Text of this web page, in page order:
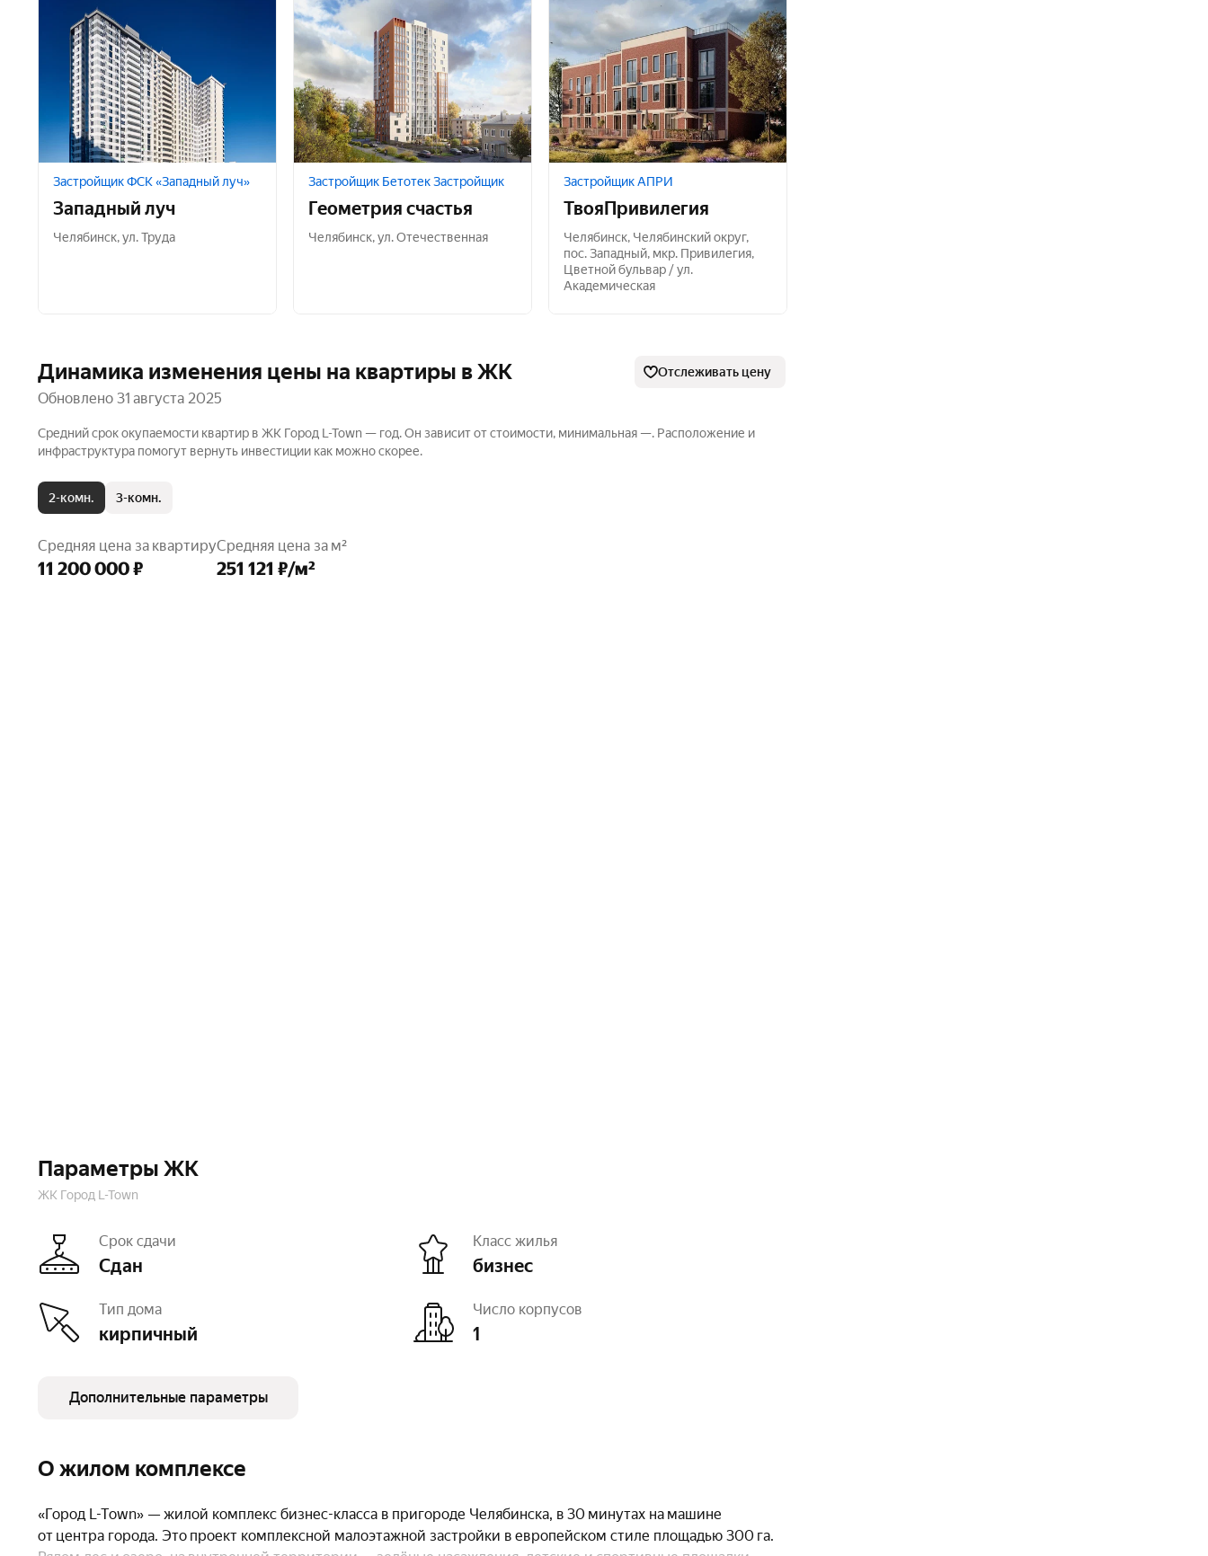
Застройщик ФСК «Западный луч»
Западный луч
Челябинск,ул. Труда
Застройщик Бетотек Застройщик
Геометрия счастья
Челябинск,ул. Отечественная
Застройщик АПРИ
ТвояПривилегия
Челябинск, Челябинский округ,
пос. Западный, мкр. Привилегия,
Цветной бульвар / ул.
Академическая
Динамика изменения цены на квартиры в ЖК Отслеживать цену
Обновлено 31 августа 2025
Средний срок окупаемости квартир в ЖК Город L-Town — год. Он зависит от стоимости, минимальная —. Расположение и
инфраструктура помогут вернуть инвестиции как можно скорее.
2-комн. 3-комн.
Средняя цена за квартиру
11 200 000 ₽
Средняя цена за м²
251 121 ₽/м²
Параметры ЖК
ЖК Город L-Town
Срок сдачи
Сдан
Класс жилья
бизнес
Тип дома
кирпичный
Число корпусов
1
Высота потолков
2,83 м
Число квартир
24 Безбарьерная среда
есть
Дополнительные параметры
О жилом комплексе
«Город L-Town» — жилой комплекс бизнес-класса в пригороде Челябинска, в 30 минутах на машине
от центра города. Это проект комплексной малоэтажной застройки в европейском стиле площадью 300 га.